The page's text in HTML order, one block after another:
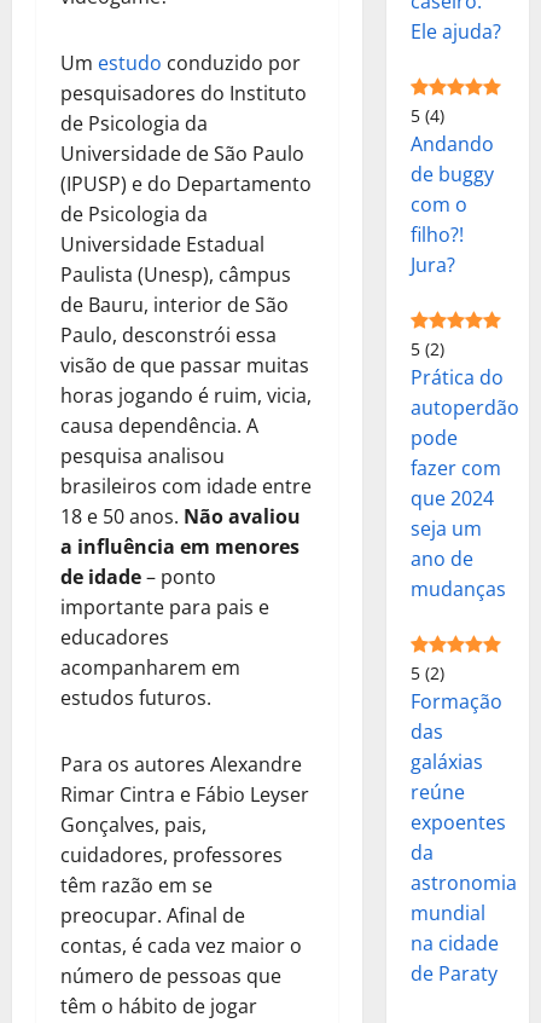
Um estudo conduzido por
pesquisadores do Instituto
de Psicologia da
Universidade de São Paulo
(IPUSP) e do Departamento
de Psicologia da
Universidade Estadual
Paulista (Unesp), câmpus
de Bauru, interior de São
Paulo, desconstrói essa
visão de que passar muitas
horas jogando é ruim, vicia,
causa dependência. A
pesquisa analisou
brasileiros com idade entre
18 e 50 anos. Não avaliou
a influência em menores
de idade– ponto
importante para pais e
educadores
acompanharem em
estudos futuros.
Para os autores Alexandre
Rimar Cintra e Fábio Leyser
Gonçalves, pais,
cuidadores, professores
têm razão em se
preocupar. Afinal de
contas, é cada vez maior o
número de pessoas que
têm o hábito de jogar
Ele ajuda?
5 (4)
Andando
de buggy
com o
filho?!
Jura?
5 (2)
Prática do
autoperdão
pode
fazer com
que 2024
seja um
ano de
mudanças
5 (2)
Formação
das
galáxias
reúne
expoentes
da
astronomia
mundial
na cidade
de Paraty